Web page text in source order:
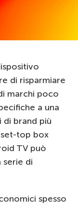
di risparmiare
marchi poco
a una
brand più
top box
TV può
serie di
spesso